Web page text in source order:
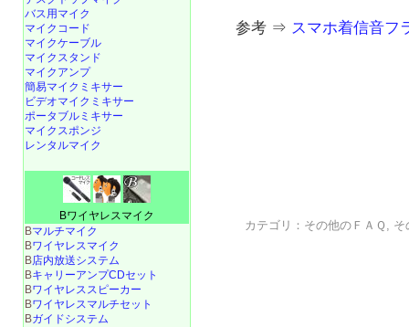
参考 ⇒ スマホ着信音フ
カテゴリ： その他のＦＡＱ , そ
バス用マイク
マイクコード
マイクケーブル
マイクスタンド
マイクアンプ
簡易マイクミキサー
ビデオマイクミキサー
ポータブルミキサー
マイクスポンジ
レンタルマイク
Bワイヤレスマイク
Bマルチマイク
Bワイヤレスマイク
B店内放送システム
BキャリーアンプCDセット
Bワイヤレススピーカー
Bワイヤレスマルチセット
Bガイドシステム